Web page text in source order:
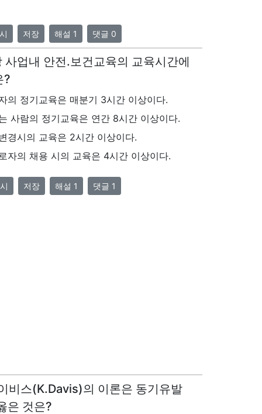
저장 해설 1 댓글 0
사업내 안전.보건교육의 교육시간에
?
정기교육은 매분기 3시간 이상이다.
사람의 정기교육은 연간 8시간 이상이다.
시의 교육은 2시간 이상이다.
의 채용 시의 교육은 4시간 이상이다.
저장 해설 1 댓글 1
비스(K.Davis)의 이론은 동기유발
은 것은?